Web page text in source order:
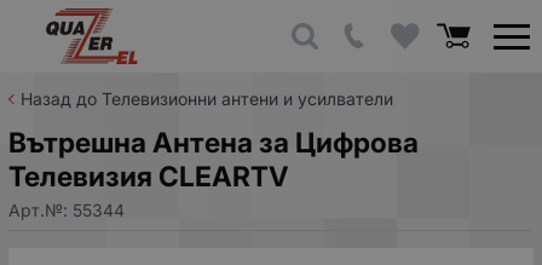
Назад до Телевизионни антени и усилватели
Вътрешна Антена за Цифрова
Телевизия CLEARTV
Арт.№: 55344